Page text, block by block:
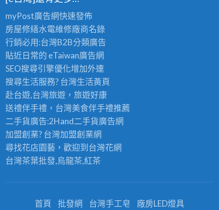
myPost廣告網快速發佈
房屋修繕水電維修廠商名錄
行銷必用:台灣B2B分類廣告
貼近日常的 eTaiwan廣告網
SEO搜尋引擎優化增加外連
搜尋生活服務? 台灣生活黃頁
赴台遊,台灣旅遊，旅遊好康
送禮伴手禮，台灣美食伴手禮推薦
二手貨廣告:2Hand二手貨廣告網
加盟創業? 台灣加盟創業網
尋找花店園藝，歡迎到台灣花網
台灣茶葉批發,烏龍茶,紅茶
首頁 批發網 台灣手工皂 廠房LED燈具